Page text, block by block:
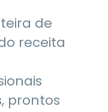
de
receita
prontos